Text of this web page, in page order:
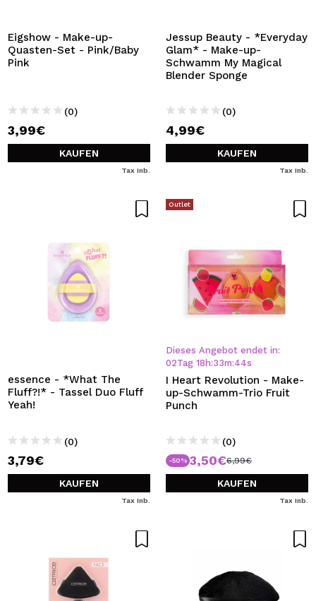
Eigshow - Make-up-
Quasten-Set - Pink/Baby
Pink
(0)
3,99€
KAUFEN
Tax Inb.
Jessup Beauty - *Everyday
Glam* - Make-up-
Schwamm My Magical
Blender Sponge
(0)
4,99€
KAUFEN
Tax Inb.
essence - *What The
Fluff?!* - Tassel Duo Fluff
Yeah!
(0)
3,79€
KAUFEN
Tax Inb.
Outlet
Dieses Angebot endet in:
02Tag 18 h:33m:42s
I Heart Revolution - Make-
up-Schwamm-Trio Fruit
Punch
(0)
-50% 3,50€6,99€
KAUFEN
Tax Inb.